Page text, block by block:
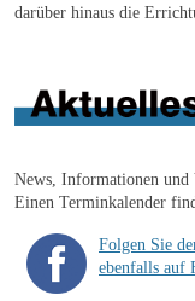
darüber hinaus die
News, Informationen und
Einen Terminkalender
Folgen Sie
ebenfalls auf